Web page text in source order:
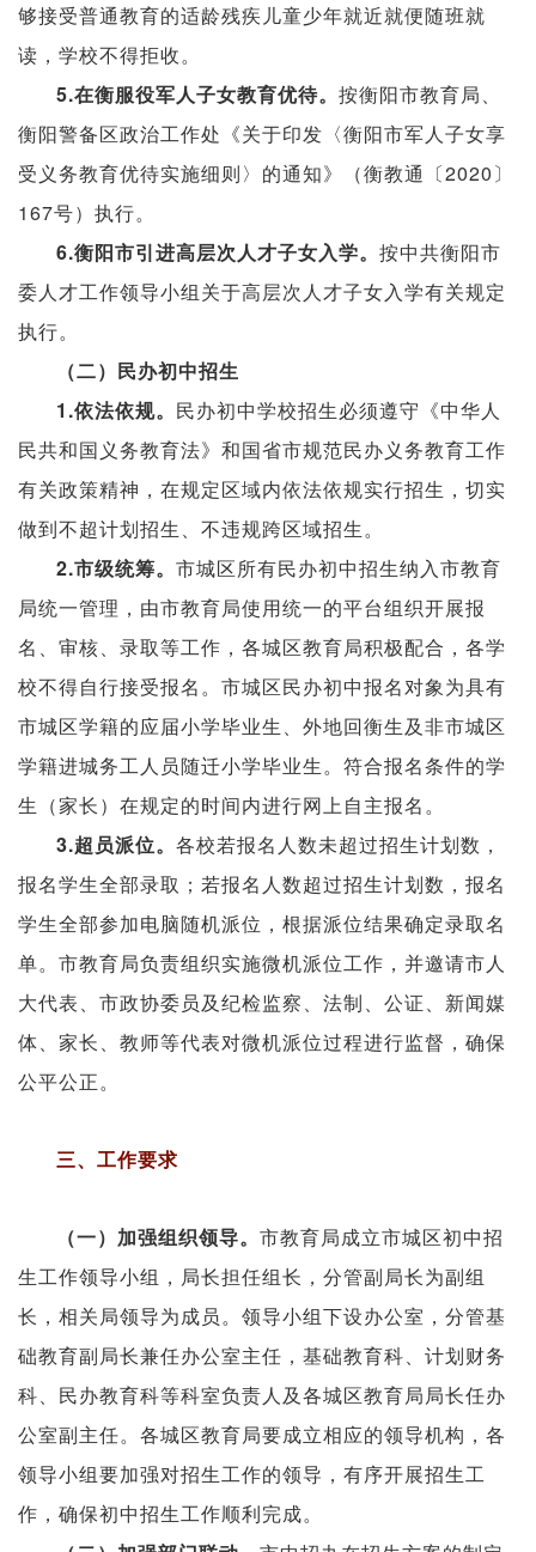
够接受普通教育的适龄残疾儿童少年就近就便随班就
读，学校不得拒收。
5.在衡服役军人子女教育优待。 按衡阳市教育局、
衡阳警备区政治工作处《关于印发〈衡阳市军人子女享
受义务教育优待实施细则〉的通知》（衡教通〔2020〕
167号）执行。
6.衡阳市引进高层次人才子女入学。 按中共衡阳市
委人才工作领导小组关于高层次人才子女入学有关规定
执行。
（二）民办初中招生
1.依法依规。 民办初中学校招生必须遵守《中华人
民共和国义务教育法》和国省市规范民办义务教育工作
有关政策精神，在规定区域内依法依规实行招生，切实
做到不超计划招生、不违规跨区域招生。
2.市级统筹。 市城区所有民办初中招生纳入市教育
局统一管理，由市教育局使用统一的平台组织开展报
名、审核、录取等工作，各城区教育局积极配合，各学
校不得自行接受报名。市城区民办初中报名对象为具有
市城区学籍的应届小学毕业生、外地回衡生及非市城区
学籍进城务工人员随迁小学毕业生。符合报名条件的学
生（家长）在规定的时间内进行网上自主报名。
3.超员派位。 各校若报名人数未超过招生计划数，
报名学生全部录取；若报名人数超过招生计划数，报名
学生全部参加电脑随机派位，根据派位结果确定录取名
单。市教育局负责组织实施微机派位工作，并邀请市人
大代表、市政协委员及纪检监察、法制、公证、新闻媒
体、家长、教师等代表对微机派位过程进行监督，确保
公平公正。
三、工作要求
（一）加强组织领导。 市教育局成立市城区初中招
生工作领导小组，局长担任组长，分管副局长为副组
长，相关局领导为成员。领导小组下设办公室，分管基
础教育副局长兼任办公室主任，基础教育科、计划财务
科、民办教育科等科室负责人及各城区教育局局长任办
公室副主任。各城区教育局要成立相应的领导机构，各
领导小组要加强对招生工作的领导，有序开展招生工
作，确保初中招生工作顺利完成。